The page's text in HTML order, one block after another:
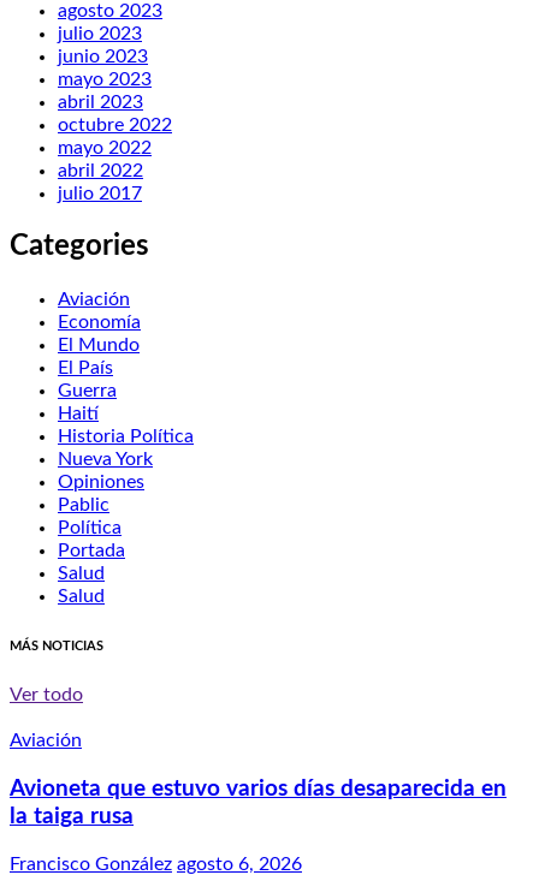
agosto 2023
julio 2023
junio 2023
mayo 2023
abril 2023
octubre 2022
mayo 2022
abril 2022
julio 2017
Categories
Aviación
Economía
El Mundo
El País
Guerra
Haití
Historia Política
Nueva York
Opiniones
Pablic
Política
Portada
Salud
Salud
MÁS NOTICIAS
Ver todo
Aviación
Avioneta que estuvo varios días desaparecida en
la taiga rusa
Francisco González agosto 6, 2026